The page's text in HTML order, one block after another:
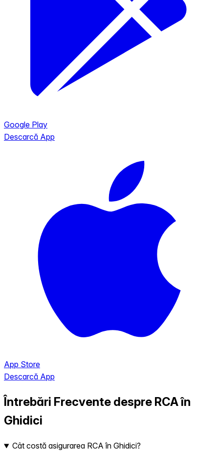
Google Play
Descarcă App
App Store
Descarcă App
Întrebări Frecvente despre RCA în
Ghidici
Cât costă asigurarea RCA în Ghidici?